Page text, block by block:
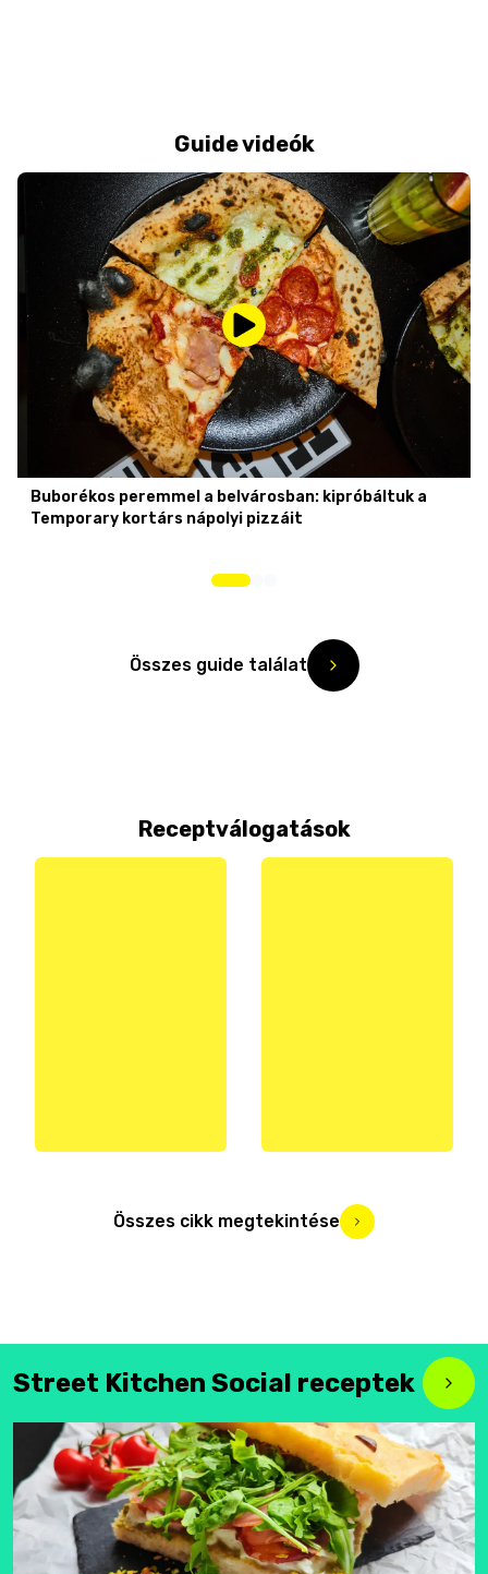
Guide videók
Buborékos peremmel a belvárosban: kipróbáltuk a
Temporary kortárs nápolyi pizzáit
Összes guide találat
Receptválogatások
Összes cikk megtekintése
Street Kitchen Social receptek